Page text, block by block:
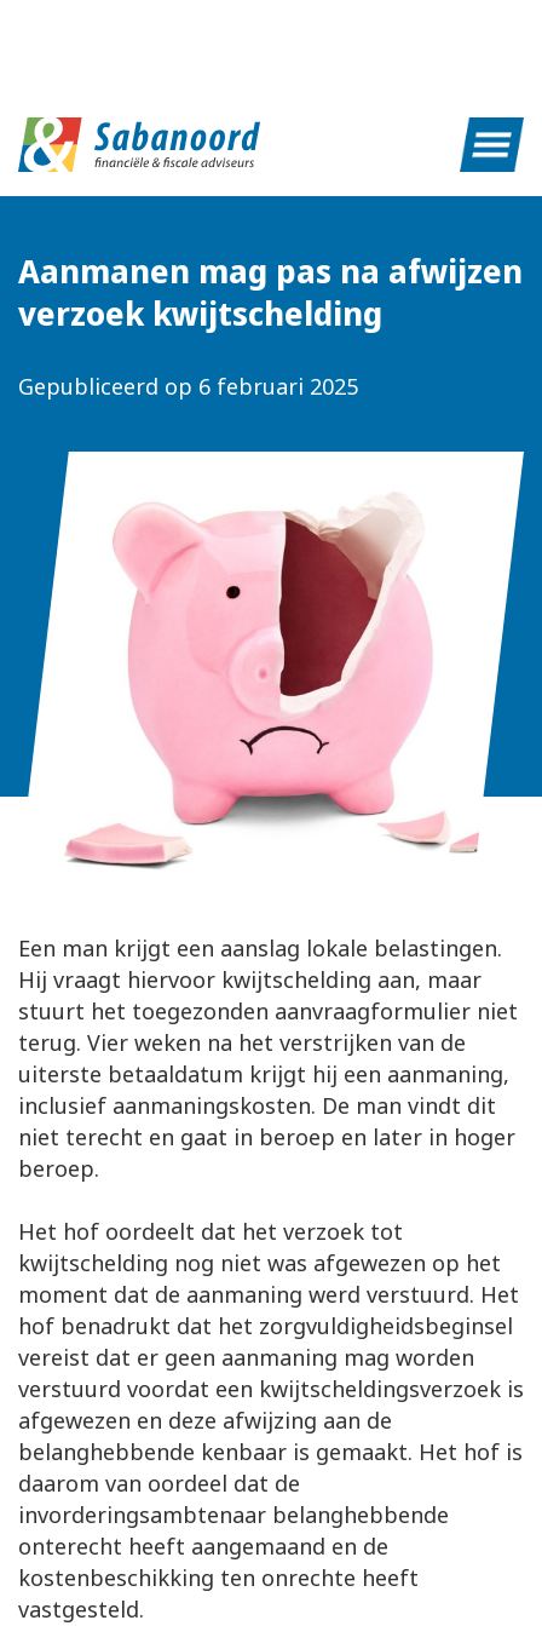
Aanmanen mag pas na afwijzen
verzoek kwijtschelding
Gepubliceerd op 6 februari 2025
Een man krijgt een aanslag lokale belastingen.
Hij vraagt hiervoor kwijtschelding aan, maar
stuurt het toegezonden aanvraagformulier niet
terug. Vier weken na het verstrijken van de
uiterste betaaldatum krijgt hij een aanmaning,
inclusief aanmaningskosten. De man vindt dit
niet terecht en gaat in beroep en later in hoger
beroep.
Het hof oordeelt dat het verzoek tot
kwijtschelding nog niet was afgewezen op het
moment dat de aanmaning werd verstuurd. Het
hof benadrukt dat het zorgvuldigheidsbeginsel
vereist dat er geen aanmaning mag worden
verstuurd voordat een kwijtscheldingsverzoek is
afgewezen en deze afwijzing aan de
belanghebbende kenbaar is gemaakt. Het hof is
daarom van oordeel dat de
invorderingsambtenaar belanghebbende
onterecht heeft aangemaand en de
kostenbeschikking ten onrechte heeft
vastgesteld.